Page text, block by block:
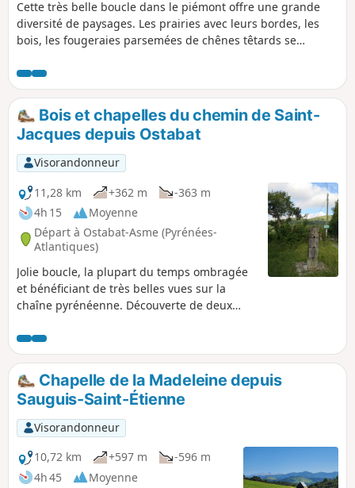
basque typique et préservée, ses paysages verdoyants
ouverts sur les Pyrénées et au savoir-faire de ses
producteurs et de ses artisans d’art.
Cette très belle boucle dans le piémont offre une grande
diversité de paysages. Les prairies avec leurs bordes, les
bois, les fougeraies parsemées de chênes têtards se
construit des moulins. On peut alors mieux appréhender
les richesses de cette culture agro-pastorale basque aux
multiples facettes. Les points de vue ne manquent pas : le
massif karstique des Arbailles tout proche, les collines du
flysch et le sommet de la Madeleine, ainsi que les
montagnes de Haute-Soule.
Bois et chapelles du chemin de Saint-
Jacques depuis Ostabat
Visorandonneur
11,28 km
+362 m
-363 m
4h 15
Moyenne
Départ à Ostabat-Asme (Pyrénées-
Atlantiques)
Jolie boucle, la plupart du temps ombragée
et bénéficiant de très belles vues sur la
chaîne pyrénéenne. Découverte de deux
Chapelle de la Madeleine depuis
Sauguis-Saint-Étienne
Visorandonneur
10,72 km
+597 m
-596 m
4h 45
Moyenne